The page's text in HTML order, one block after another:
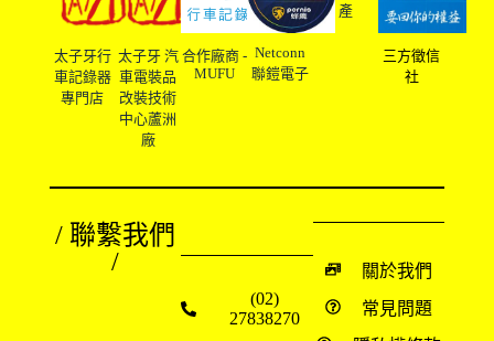
太子牙行
車記錄器
專門店
太子牙 汽
車電裝品
改裝技術
中心蘆洲
廠
合作廠商 -
MUFU
Netconn
聯鎧電子
產
三方徵信
社
/ 聯繫我們
/
(02)
27838270
關於我們
常見問題